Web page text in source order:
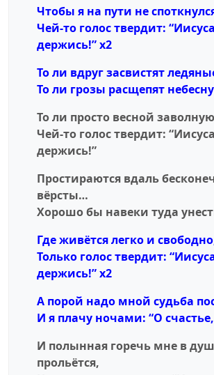
Чтобы я на пути не
Чей-то голос твердит: “Иисуса
держись!” x2
То ли вдруг засвистят
То ли грозы расщепят
То ли просто весной
Чей-то голос твердит: “Иисуса
держись!”
Простираются вдаль
вёрсты…
Хорошо бы навеки туда
Где живётся легко и
Только голос твердит:
держись!” x2
А порой надо мной судьба
И я плачу ночами: “O
И полынная горечь мне в
прольётся,